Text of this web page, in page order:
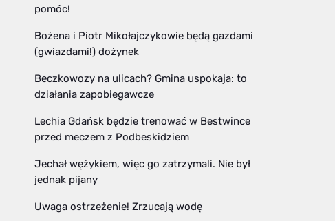
pomóc!
Bożena i Piotr Mikołajczykowie będą gazdami
(gwiazdami!) dożynek
Beczkowozy na ulicach? Gmina uspokaja: to
działania zapobiegawcze
Lechia Gdańsk będzie trenować w Bestwince
przed meczem z Podbeskidziem
Jechał wężykiem, więc go zatrzymali. Nie był
jednak pijany
Uwaga ostrzeżenie! Zrzucają wodę